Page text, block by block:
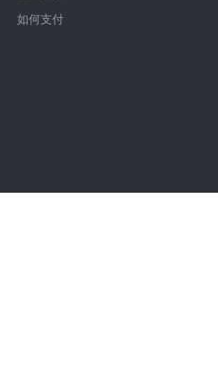
如何支付